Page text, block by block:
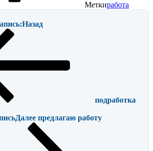
Меткиработа
Назад
подработка
Далее предлагаю работу